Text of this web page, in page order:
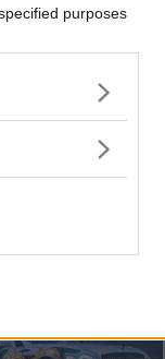
purposes